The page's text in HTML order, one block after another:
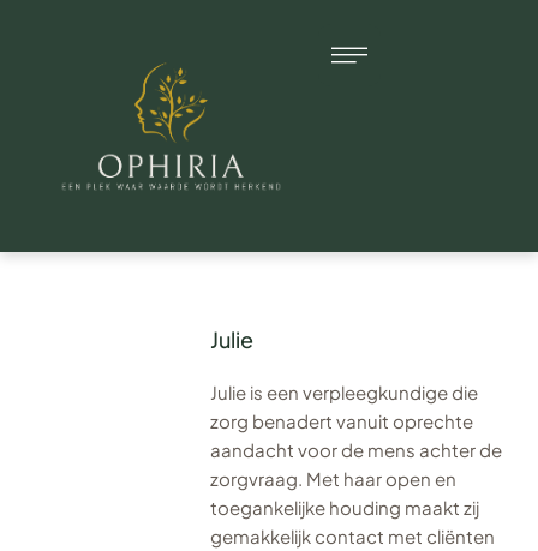
Julie
Julie is een verpleegkundige die
zorg benadert vanuit oprechte
aandacht voor de mens achter de
zorgvraag. Met haar open en
toegankelijke houding maakt zij
gemakkelijk contact met cliënten